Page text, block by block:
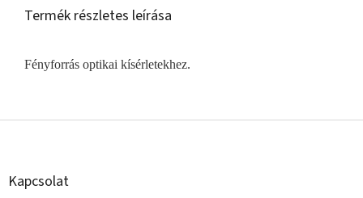
Termék részletes leírása
Fényforrás optikai kísérletekhez.
L
Kapcsolat